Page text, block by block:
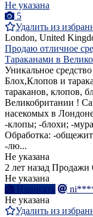
Не указана
5
Удалить из
London, United
Продаю отличное
Тараканами в
Уникальное
Блох,Клопов и
тараканов, клопов,
Великобритании !
насекомых в
-клопы; -блохи; -
Обработка: -
-лю...
Не указана
2 лет назад Продажи
Не указана
Написать
Не указана
Удалить из